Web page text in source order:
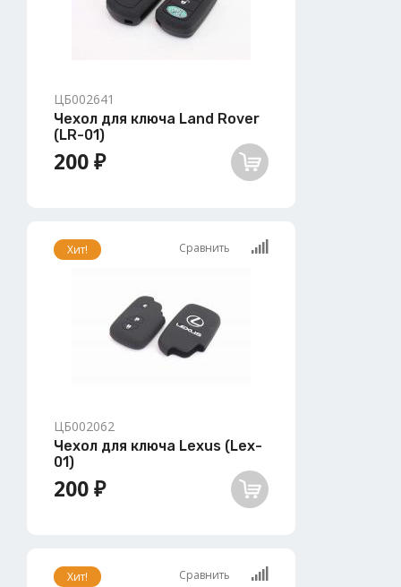
ЦБ002641
Чехол для ключа Land Rover
(LR-01)
200 ₽
Хит! Сравнить
ЦБ002062
Чехол для ключа Lexus (Lex-
01)
200 ₽
Хит! Сравнить